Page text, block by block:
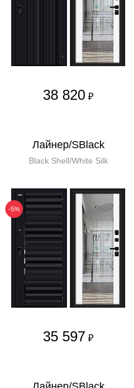
38 820 ₽
Лайнер/SBlack
Black Shell/White Silk
-5%
35 597 ₽